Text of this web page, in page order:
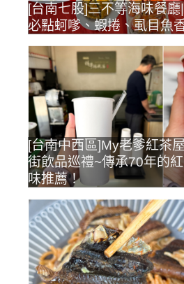
[台南七股]三不等海味餐
必點蚵嗲、蝦捲、虱目魚
[台南中西區]My老爹紅茶
街飲品巡禮~傳承70年的
味推薦！